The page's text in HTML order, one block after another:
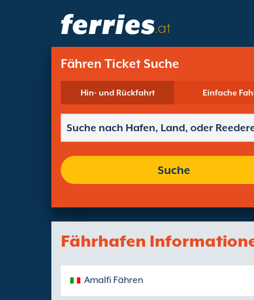
.at
Fähren Ticket Suche
Hin- und Rückfahrt Einfache
Suche
Fährhafen
Amalfi Fähren